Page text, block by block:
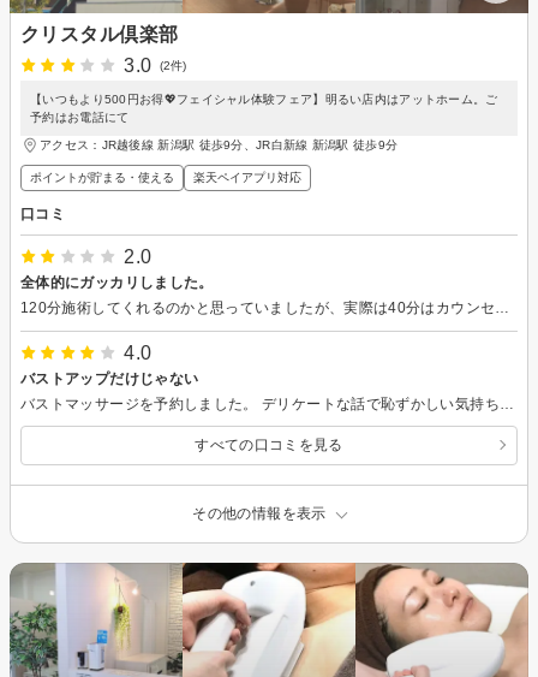
クリスタル倶楽部
3.0
(2件)
【いつもより500円お得💖フェイシャル体験フェア】明るい店内はアットホーム。ご
予約はお電話にて
アクセス：JR越後線 新潟駅 徒歩9分、JR白新線 新潟駅 徒歩9分
ポイントが貯まる・使える 楽天ペイアプリ対応
口コミ
2.0
全体的にガッカリしました。
4.0
バストアップだけじゃない
すべての口コミを見る
その他の情報を表示